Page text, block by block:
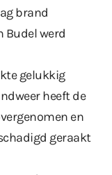
brand
Budel werd
gelukkig
heeft de
en
geraakt